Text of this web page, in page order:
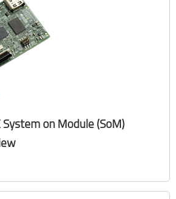
on Module (SoM)